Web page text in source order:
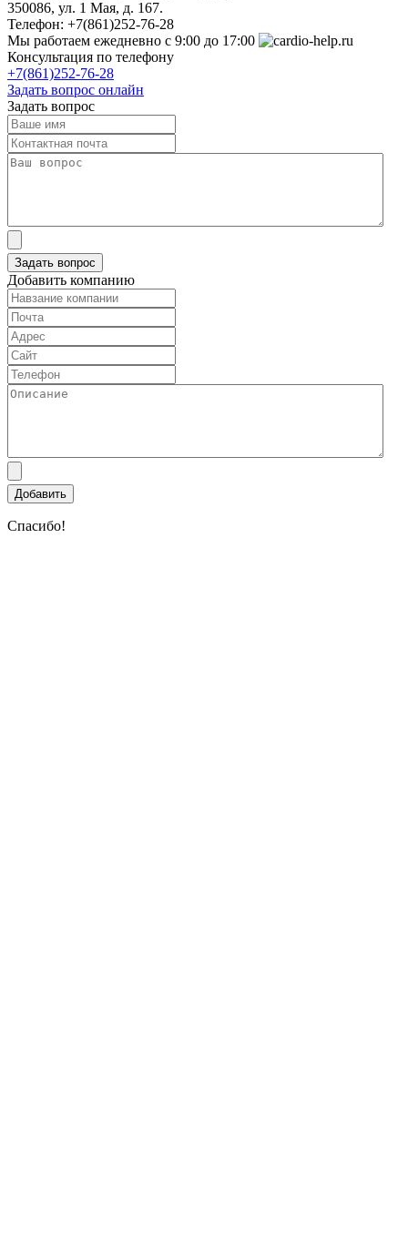
350086, ул. 1 Мая, д. 167.
Телефон: +7(861)252-76-28
Мы работаем ежедневно с 9:00 до 17:00
Консультация по телефону
+7(861)252-76-28
Задать вопрос онлайн
Задать вопрос
Добавить компанию
Спасибо!